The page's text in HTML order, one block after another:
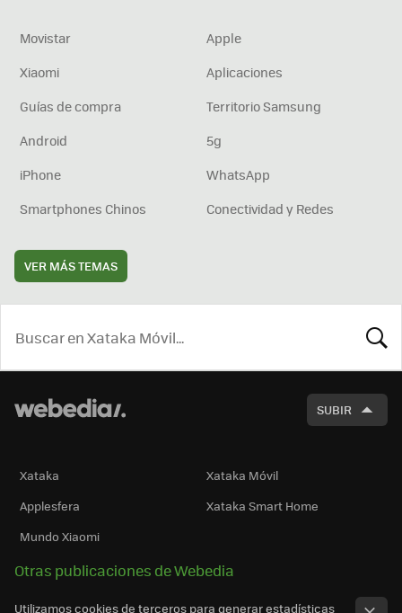
Movistar
Apple
Xiaomi
Aplicaciones
Guías de compra
Territorio Samsung
Android
5g
iPhone
WhatsApp
Smartphones Chinos
Conectividad y Redes
VER MÁS TEMAS
SUBIR
Xataka
Xataka Móvil
Applesfera
Xataka Smart Home
Mundo Xiaomi
Otras publicaciones de Webedia
Utilizamos cookies de terceros para generar estadísticas